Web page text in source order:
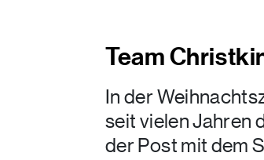
Team
In der
seit vielen Jahren
der Post mit dem